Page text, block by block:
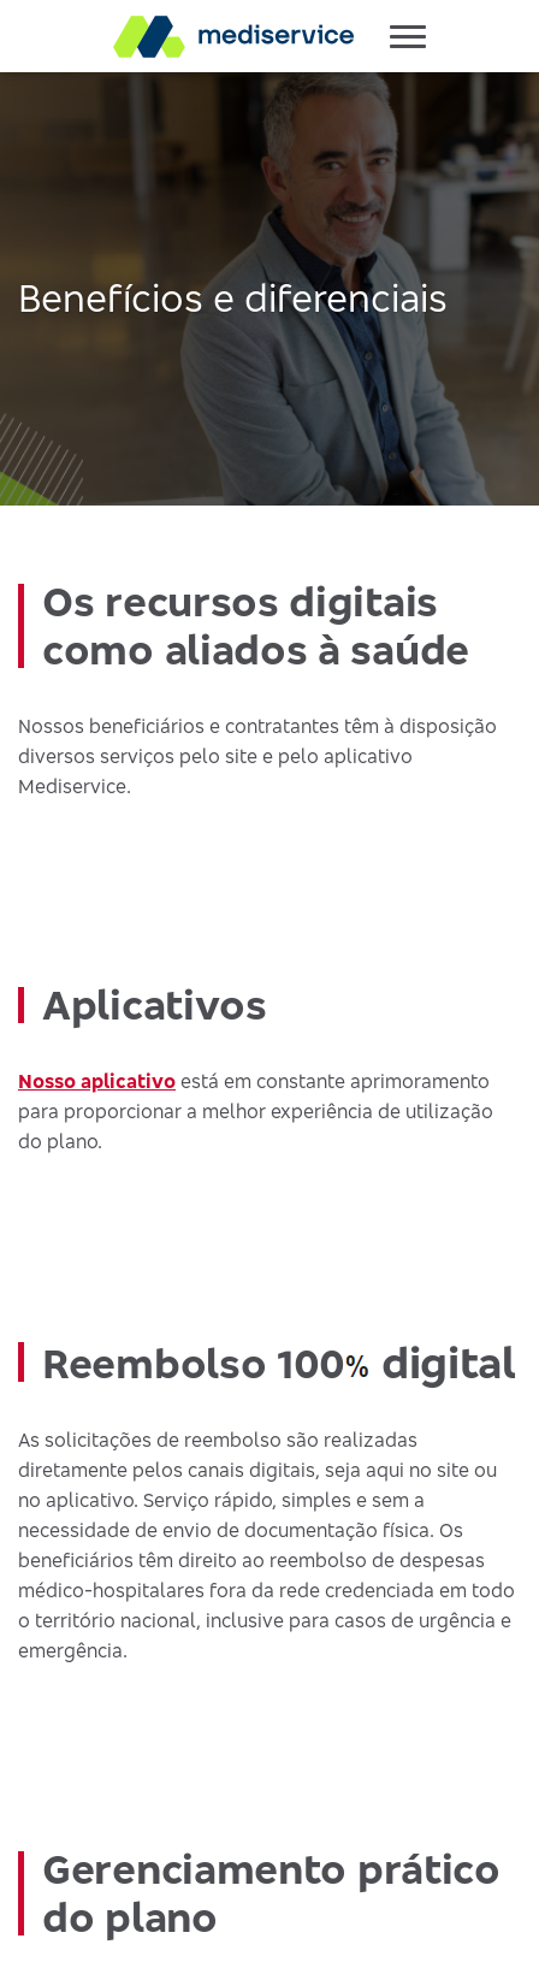
Benefícios e diferenciais
Os recursos digitais
como aliados à saúde
Nossos beneficiários e contratantes têm à disposição
diversos serviços pelo site e pelo aplicativo
Mediservice.
Aplicativos
Nosso aplicativo está em constante aprimoramento
para proporcionar a melhor experiência de utilização
do plano.
Reembolso 100 digital
As solicitações de reembolso são realizadas
diretamente pelos canais digitais, seja aqui no site ou
no aplicativo. Serviço rápido, simples e sem a
necessidade de envio de documentação física. Os
beneficiários têm direito ao reembolso de despesas
médico-hospitalares fora da rede credenciada em todo
o território nacional, inclusive para casos de urgência e
emergência.
Gerenciamento prático
do plano